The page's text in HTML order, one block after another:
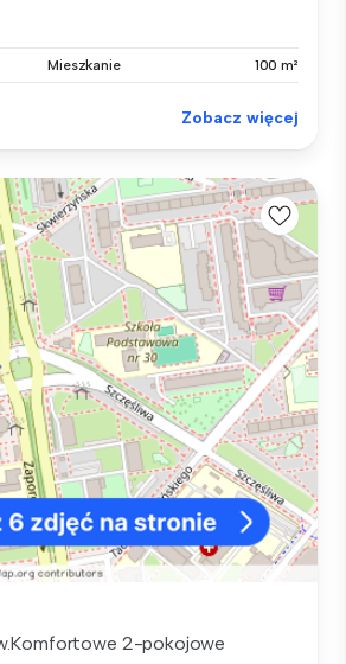
Mieszkanie 100 m²
Zobacz więcej
2-pokojowe